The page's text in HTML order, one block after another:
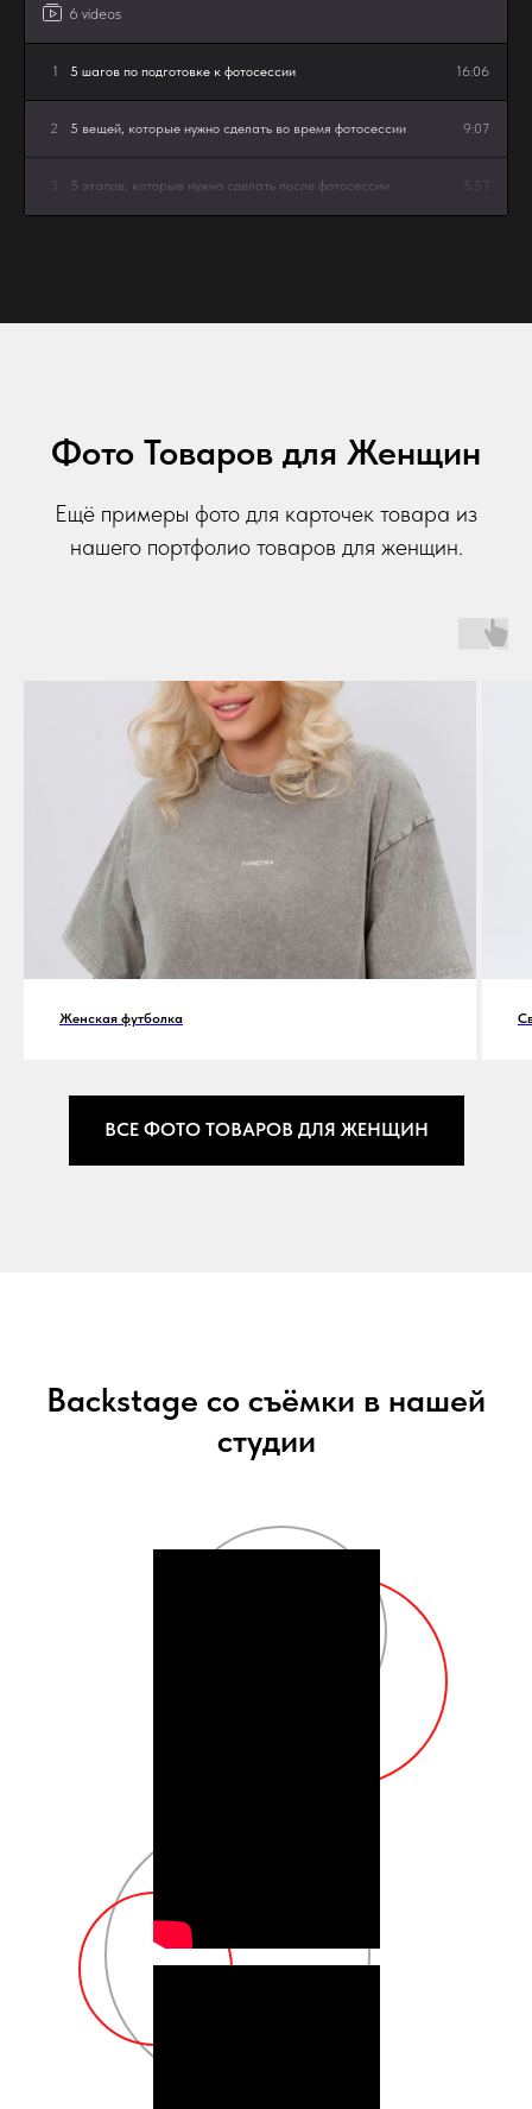
6 videos
1 5 шагов по подготовке к фотосессии 16:06
2 5 вещей, которые нужно сделать во время фотосессии 9:07
3 5 этапов, которые нужно сделать после фотосессии 5:57
Фото Товаров для Женщин
Ещё примеры фото для карточек товара из
нашего портфолио товаров для женщин.
Женская футболка
ВСЕ ФОТО ТОВАРОВ ДЛЯ ЖЕНЩИН
Backstage со съёмки в нашей
студии